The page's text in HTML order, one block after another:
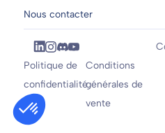
Nous contacter
Politique de
confidentialité
Conditions
générales de
vente